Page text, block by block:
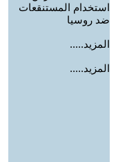
استخدام المستنقعات
ضد روسيا
المزيد.....
المزيد.....